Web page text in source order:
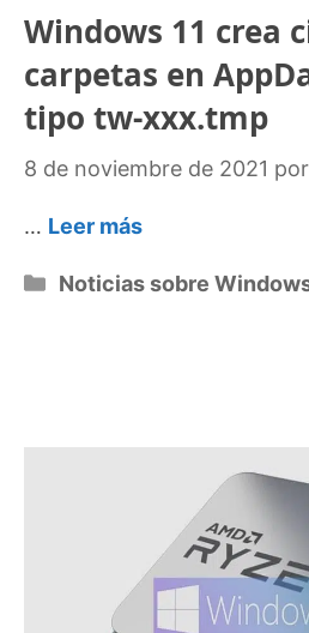
Windows 11 crea
carpetas en
tipo tw-xxx.tmp
8 de noviembre de 2021 por
… Leer más
Categorías
Noticias sobre